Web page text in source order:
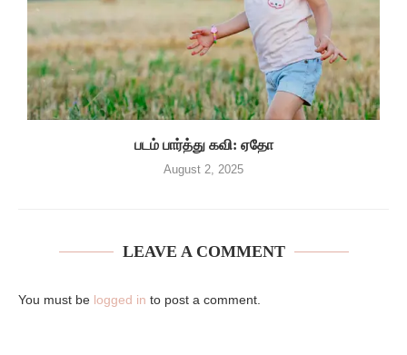
படம் பார்த்து கவி: ஏதோ
August 2, 2025
LEAVE A COMMENT
You must be logged in to post a comment.